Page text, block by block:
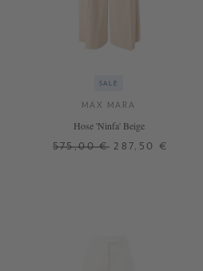
SALE
MAX MARA
Hose 'Ninfa' Beige
575,00 € 287,50 €